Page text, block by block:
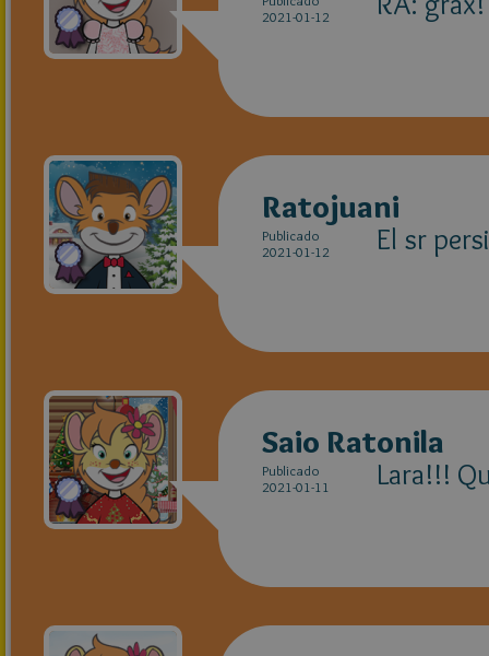
2021-01-12
Ratojuani
Publicado
2021-01-12
El sr
Saio Ratonila
Publicado
2021-01-11
Lara!!!